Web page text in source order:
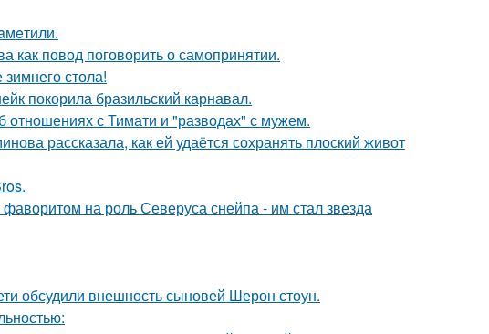
повод поговорить о самопринятии.
стола!
покорила бразильский карнавал.
с Тимати и "разводах" с мужем.
рассказала, как ей удаётся сохранять плоский живот
на роль Северуса снейпа - им стал звезда
обсудили внешность сыновей Шерон стоун.